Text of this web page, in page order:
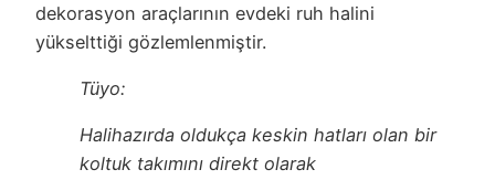
dekorasyon araçlarının evdeki ruh halini
yükselttiği gözlemlenmiştir.
Tüyo:
Halihazırda oldukça keskin hatları olan bir
koltuk takımını direkt olarak